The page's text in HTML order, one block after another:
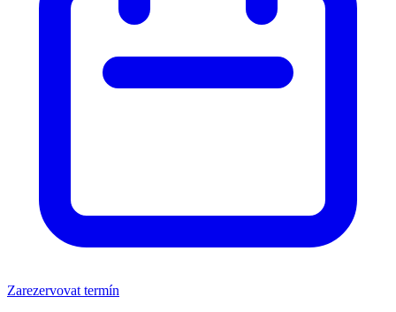
Zarezervovat termín